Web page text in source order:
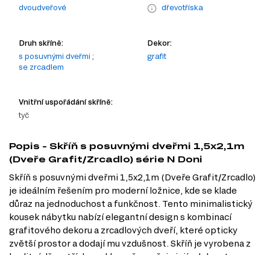
dvoudveřové
dřevotříska
Druh skříně:
s posuvnými dveřmi ;
se zrcadlem
Dekor:
grafit
Vnitřní uspořádání skříně:
tyč
Popis - Skříň s posuvnými dveřmi 1,5x2,1m
(Dveře Grafit/Zrcadlo) série N Doni
Skříň s posuvnými dveřmi 1,5x2,1m (Dveře Grafit/Zrcadlo)
je ideálním řešením pro moderní ložnice, kde se klade
důraz na jednoduchost a funkčnost. Tento minimalistický
kousek nábytku nabízí elegantní design s kombinací
grafitového dekoru a zrcadlových dveří, které opticky
zvětší prostor a dodají mu vzdušnost. Skříň je vyrobena z